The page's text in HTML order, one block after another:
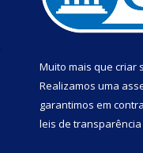
Muito mais que criar
Realizamos uma
garantimos em
leis de